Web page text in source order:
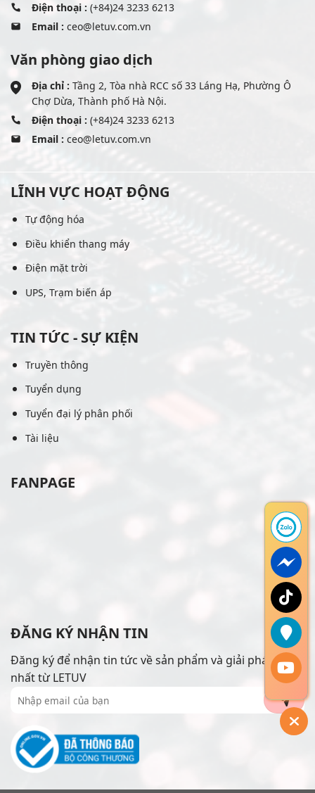
Điện thoại : (+84)24 3233 6213
Email : ceo@letuv.com.vn
Văn phòng giao dịch
Địa chỉ : Tầng 2, Tòa nhà RCC số 33 Láng Hạ, Phường Ô
Chợ Dừa, Thành phố Hà Nội.
Điện thoại : (+84)24 3233 6213
Email : ceo@letuv.com.vn
LĨNH VỰC HOẠT ĐỘNG
Tự động hóa
Điều khiển thang máy
Điện mặt trời
UPS, Trạm biến áp
TIN TỨC - SỰ KIỆN
Truyền thông
Tuyển dụng
Tuyển đại lý phân phối
Tài liệu
FANPAGE
ĐĂNG KÝ NHẬN TIN
Đăng ký để nhận tin tức về sản phẩm và giải pháp mới
nhất từ LETUV